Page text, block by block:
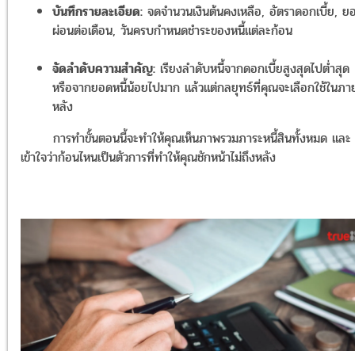
บันทึกรายละเอียด: จดจำนวนเงินต้นคงเหลือ, อัตราดอกเบี้ย, ย
ผ่อนต่อเดือน, วันครบกำหนดชำระของหนี้แต่ละก้อน
จัดลำดับความสำคัญ: เรียงลำดับหนี้จากดอกเบี้ยสูงสุดไปต่ำสุด
หรือจากยอดหนี้น้อยไปมาก แล้วแต่กลยุทธ์ที่คุณจะเลือกใช้ในภา
หลัง
การทำขั้นตอนนี้จะทำให้คุณเห็นภาพรวมภาระหนี้สินทั้งหมด และ
เข้าใจว่าก้อนไหนเป็นตัวการที่ทำให้คุณชักหน้าไม่ถึงหลัง